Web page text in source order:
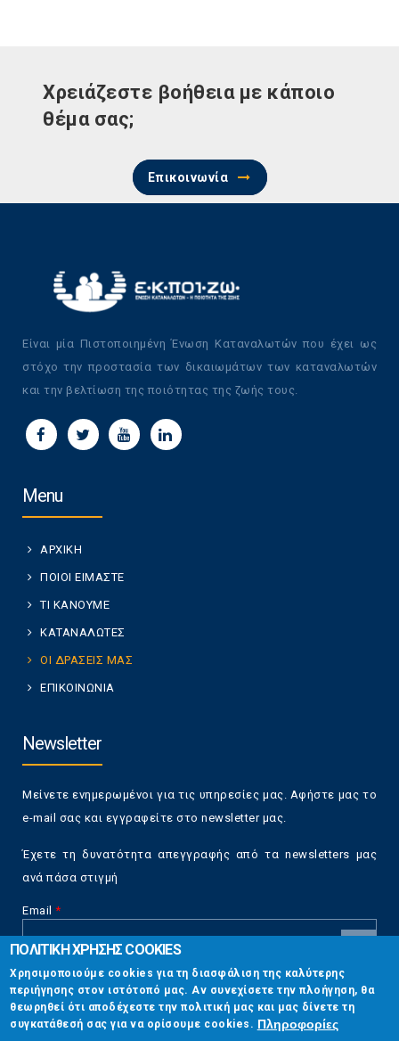
Χρειάζεστε βοήθεια με κάποιο
θέμα σας;
Επικοινωνία
Είναι μία Πιστοποιημένη Ένωση Καταναλωτών που έχει ως
στόχο την προστασία των δικαιωμάτων των καταναλωτών
και την βελτίωση της ποιότητας της ζωής τους.
Menu
ΑΡΧΙΚΗ
ΠΟΙΟΙ ΕΙΜΑΣΤΕ
ΤΙ ΚΑΝΟΥΜΕ
ΚΑΤΑΝΑΛΩΤΕΣ
ΟΙ ΔΡΑΣΕΙΣ ΜΑΣ
ΕΠΙΚΟΙΝΩΝΙΑ
Newsletter
Μείνετε ενημερωμένοι για τις υπηρεσίες μας. Αφήστε μας το
e-mail σας και εγγραφείτε στο newsletter μας.
Έχετε τη δυνατότητα απεγγραφής από τα newsletters μας
ανά πάσα στιγμή
Email *
CAPTCHA
This
question is
for testing
whether or
Επικοινωνία
ΠΟΛΙΤΙΚΗ ΧΡΗΣΗΣ COOKIES
Χρησιμοποιούμε cookies για τη διασφάλιση της καλύτερης
περιήγησης στον ιστότοπό μας. Αν συνεχίσετε την πλοήγηση, θα
θεωρηθεί ότι αποδέχεστε την πολιτική μας και μας δίνετε τη
συγκατάθεσή σας για να ορίσουμε cookies. Πληροφορίες